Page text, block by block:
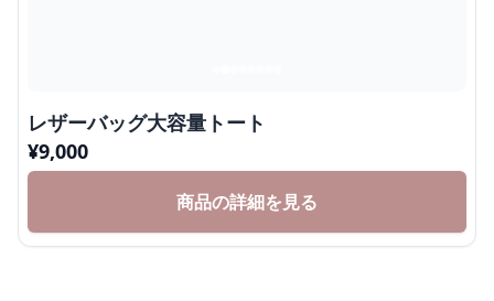
レザーバッグ大容量トート
¥9,000
商品の詳細を見る